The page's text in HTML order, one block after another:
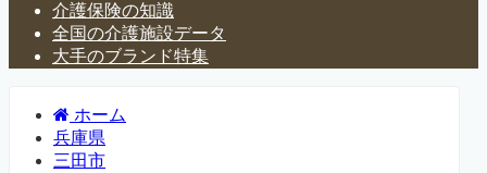
介護保険の知識
全国の介護施設データ
大手のブランド特集
ホーム
兵庫県
三田市